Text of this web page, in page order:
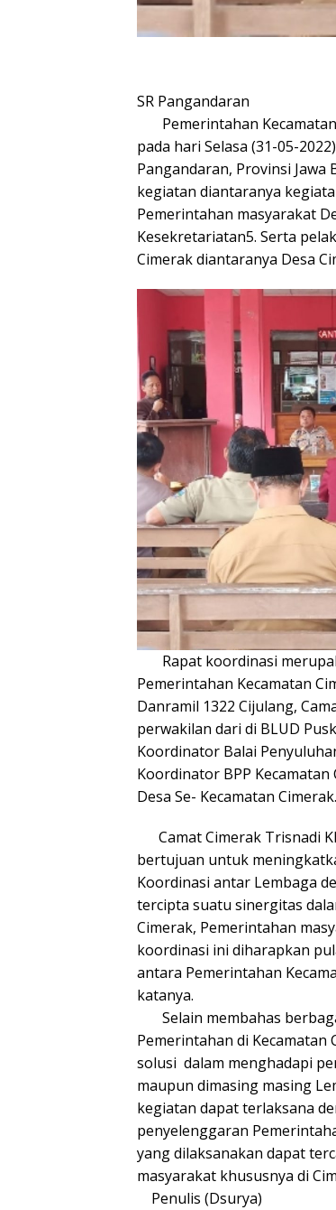
SR Pangandaran
Pemerintahan Kecamatan
pada hari Selasa (31-05-
Pangandaran, Provinsi
kegiatan diantaranya
Pemerintahan masyarakat
Kesekretariatan5. Serta
Cimerak diantaranya Desa
Rapat koordinasi
Pemerintahan Kecamatan
Danramil 1322 Cijulang,
perwakilan dari di BLUD
Koordinator Balai
Koordinator BPP Kecamatan
Desa Se- Kecamatan Cimerak.
Camat Cimerak Trisnadi
bertujuan untuk
Koordinasi antar Lembaga
tercipta suatu sinergitas
Cimerak, Pemerintahan
koordinasi ini diharapkan
antara Pemerintahan
katanya.
Selain membahas
Pemerintahan di Kecamatan
solusi dalam menghadapi
maupun dimasing masing
kegiatan dapat terlaksana
penyelenggaran
yang dilaksanakan dapat
masyarakat khususnya di
Penulis (Dsurya)